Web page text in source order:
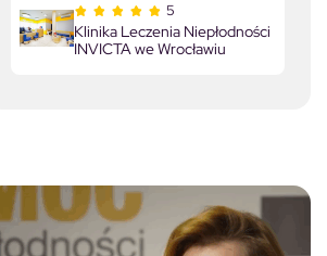
5
Klinika Leczenia Niepłodności
INVICTA we Wrocławiu